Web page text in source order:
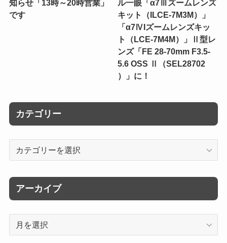
知らせ「13時～20時営業」
です
ル一眼「α7Ⅲズームレンズ
キット（ILCE-7M3M）」
「α7ⅣIズームレンズキッ
ト（LCE-7M4M）」Ⅱ型レ
ンズ「FE 28-70mm F3.5-
5.6 OSS Ⅱ（SEL28702
）」に！
カテゴリー
リ
ー
アーカイブ